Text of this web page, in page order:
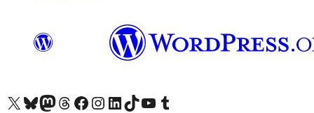
Besök vår X-konto (f.d. Twitter)
Besök vårt Bluesky-konto
Besök vårt Mastodon-konto
Besök vårt Thread-konto
Besök vår Facebook-sidaBesök vårt Instagram-konto
Besök vårt LinkedIn-konto
Besök vårt TikTok-konto
Besök vår YouTube-kanalBesök vårt Tumblr-konto